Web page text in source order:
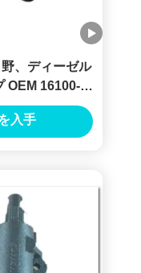
、ディーゼル
OEM 16100-
ー ステアリン
入手